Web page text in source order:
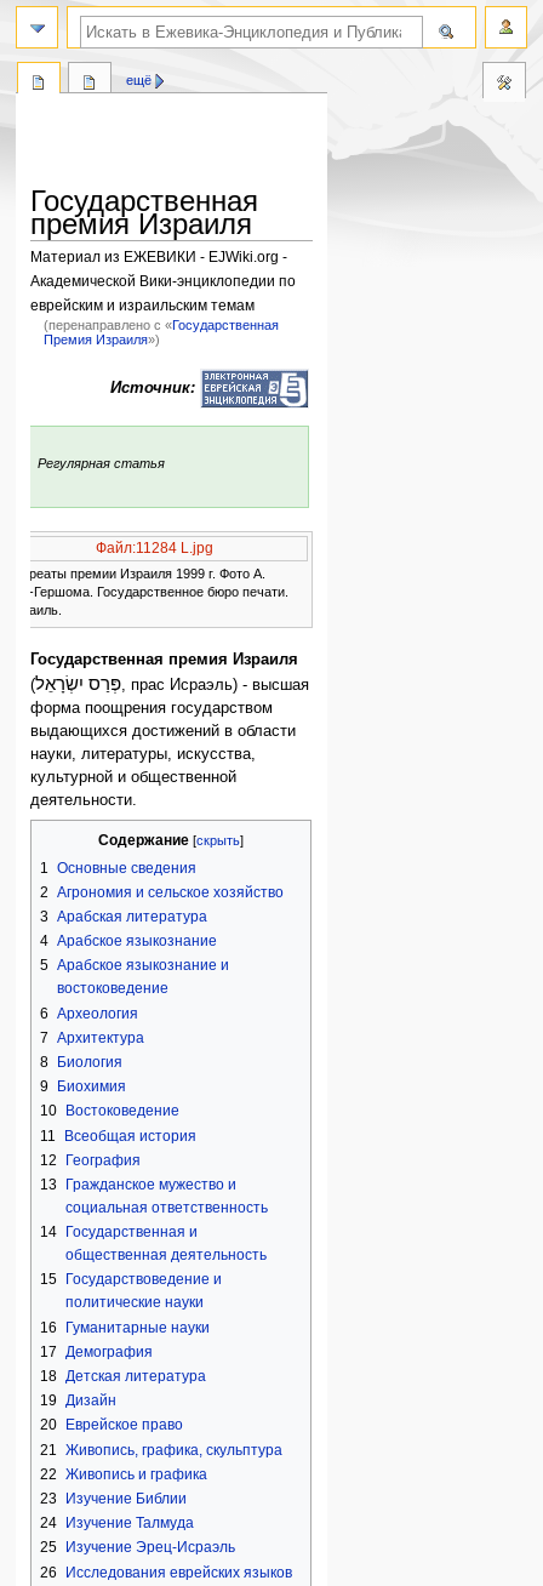
Государственная
премия Израиля
Материал из ЕЖЕВИКИ - EJWiki.org -
Академической Вики-энциклопедии по
еврейским и израильским темам
(перенаправлено с «Государственная
Премия Израиля»)
Источник:
Регулярная статья
Файл:11284 L.jpg
Лауреаты премии Израиля 1999 г. Фото А.
Бен-Гершома. Государственное бюро печати.
Израиль.
Государственная премия Израиля
(פְּרַס יִשְׂרָאֵל , прас Исраэль) - высшая
форма поощрения государством
выдающихся достижений в области
науки, литературы, искусства,
культурной и общественной
деятельности.
Содержание
1
Основные сведения
2 Агрономия и сельское хозяйство
3 Арабская литература
4 Арабское языкознание
5 Арабское языкознание и
востоковедение
6 Археология
7 Архитектура
8
Биология
9
Биохимия
10
Востоковедение
11
Всеобщая история
12
География
13
Гражданское мужество и
социальная ответственность
14
Государственная и
общественная деятельность
15
Государствоведение и
политические науки
16
Гуманитарные науки
17 Демография
18 Детская литература
19 Дизайн
20
Еврейское право
21
Живопись, графика, скульптура
22 Живопись и графика
23
Изучение Библии
24
Изучение Талмуда
25
Изучение Эрец-Исраэль
26
Исследования еврейских языков
ещё
поиск по словам